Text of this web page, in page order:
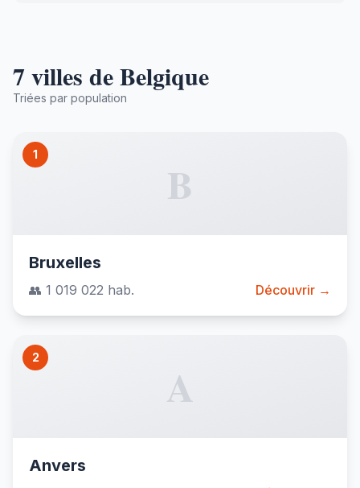
7 villes de Belgique
Triées par population
1
B
Bruxelles
👥 1 019 022 hab. Découvrir →
2
A
Anvers